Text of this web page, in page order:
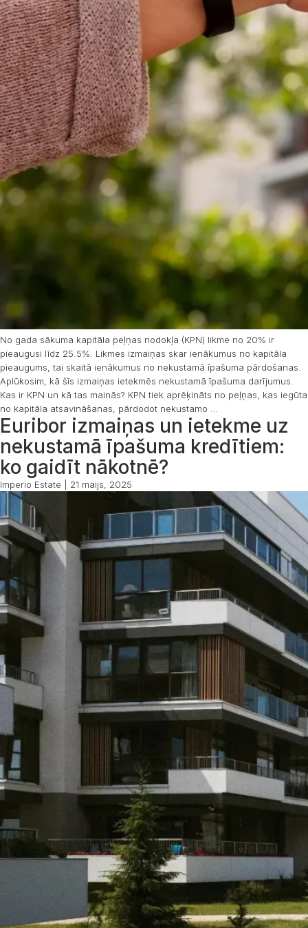
No gada sākuma kapitāla peļņas nodokļa (KPN) likme no 20% ir
pieaugusi līdz 25.5%. Likmes izmaiņas skar ienākumus no kapitāla
pieaugums, tai skaitā ienākumus no nekustamā īpašuma pārdošanas.
Aplūkosim, kā šīs izmaiņas ietekmēs nekustamā īpašuma darījumus.
Kas ir KPN un kā tas mainās? KPN tiek aprēķināts no peļņas, kas iegūta
no kapitāla atsavināšanas, pārdodot nekustamo
Euribor izmaiņas un ietekme uz
nekustamā īpašuma kredītiem:
ko gaidīt nākotnē?
Imperio Estate 21 maijs, 2025